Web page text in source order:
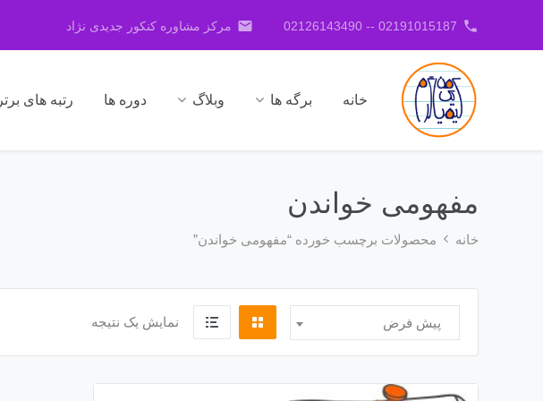
phone
02191015187 -- 02126143490
email مرکز مشاوره کنکور جدیدی نژاد
خانه برگه ها وبلاگ دوره ها رتبه های برتر
مفهومی خواندن
خانه محصولات برچسب خورده “مفهومی خواندن”
پیش فرض نمایش یک نتیجه